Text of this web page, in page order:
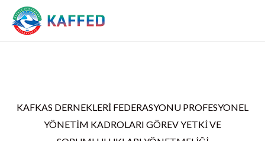
KAFKAS DERNEKLERİ FEDERASYONU PROFESYONEL
YÖNETİM KADROLARI GÖREV YETKİ VE